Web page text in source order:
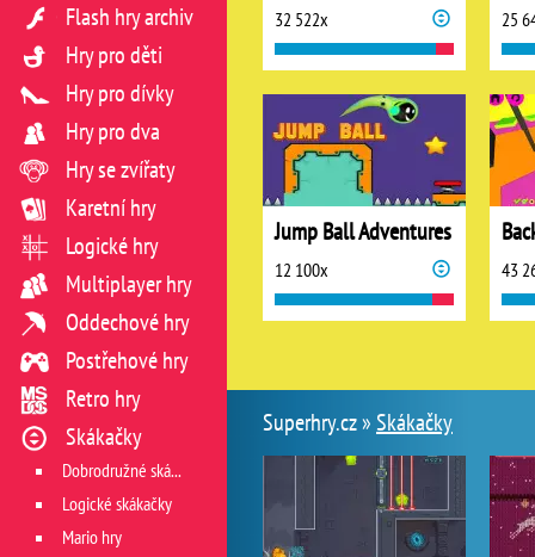
32 522x 25
Jump Ball Adventures
12 100x 43
Superhry.cz »Skákačky
Flash hry archiv
Hry pro děti
Hry pro dívky
Hry pro dva
Hry se zvířaty
Karetní hry
Logické hry
Multiplayer hry
Oddechové hry
Postřehové hry
Retro hry
Skákačky
Dobrodružné skákačky
Logické skákačky
Mario hry